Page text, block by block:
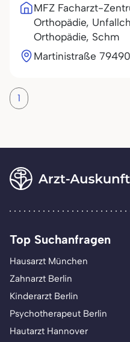
MFZ Facharzt-
Orthopädie,
Orthopädie, Schm
Martinistraße 79
1
Top Suchanfragen
Hausarzt München
Zahnarzt Berlin
Kinderarzt Berlin
Psychotherapeut Berlin
Hautarzt Hannover